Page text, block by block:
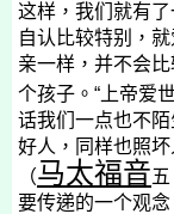
这样，我们就有
自认比较特别，
亲一样，并不会
个孩子。“上帝爱
话我们一点也不
好人，同样也照
（马太福音五
要传递的一个观